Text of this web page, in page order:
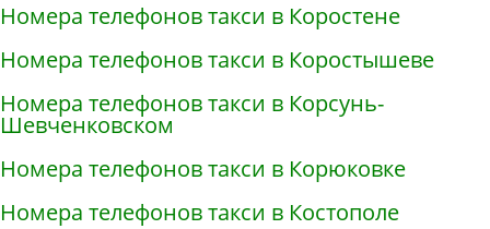
Номера телефонов такси в Коростене
Номера телефонов такси в Коростышеве
Номера телефонов такси в Корсунь-
Шевченковском
Номера телефонов такси в Корюковке
Номера телефонов такси в Костополе